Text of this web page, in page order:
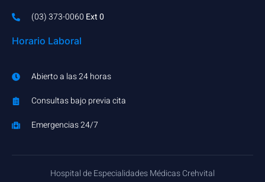
(03) 373-0060​ Ext 0
Horario Laboral
Abierto a las 24 horas
Consultas bajo previa cita
Emergencias 24/7
Hospital de Especialidades Médicas Crehvital